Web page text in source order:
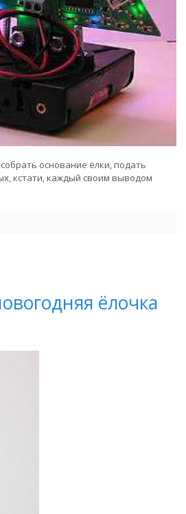
основание ёлки, подать
кстати, каждый своим выводом
ёлочка